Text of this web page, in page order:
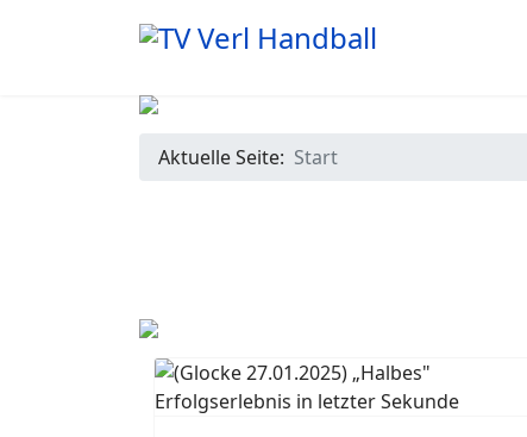
Aktuelle Seite: Start